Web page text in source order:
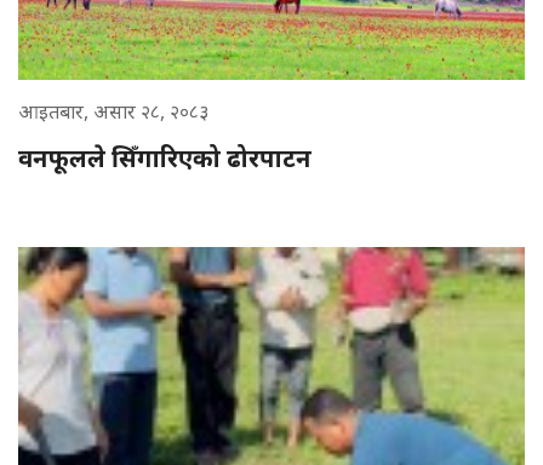
आइतबार, असार २८, २०८३
वनफूलले सिँगारिएको ढोरपाटन